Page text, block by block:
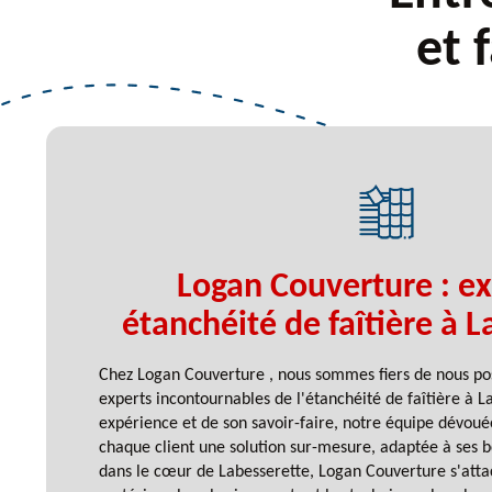
et
Logan Couverture :
étanchéité de faîtière à
Chez Logan Couverture , nous sommes fiers de nous
experts incontournables de l'étanchéité de faîtière à
expérience et de son savoir-faire, notre équipe
chaque client une solution sur-mesure, adaptée à ses
dans le cœur de Labesserette, Logan Couverture